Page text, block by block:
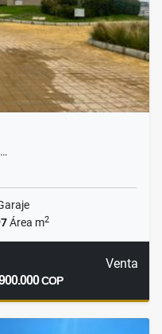
Área m2
Venta
COP